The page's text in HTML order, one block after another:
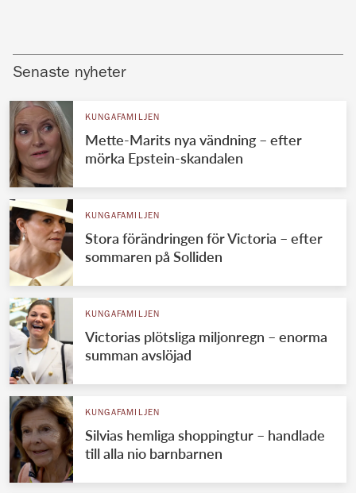
Senaste nyheter
KUNGAFAMILJEN
Mette-Marits nya vändning – efter
mörka Epstein-skandalen
KUNGAFAMILJEN
Stora förändringen för Victoria – efter
sommaren på Solliden
KUNGAFAMILJEN
Victorias plötsliga miljonregn – enorma
summan avslöjad
KUNGAFAMILJEN
Silvias hemliga shoppingtur – handlade
till alla nio barnbarnen